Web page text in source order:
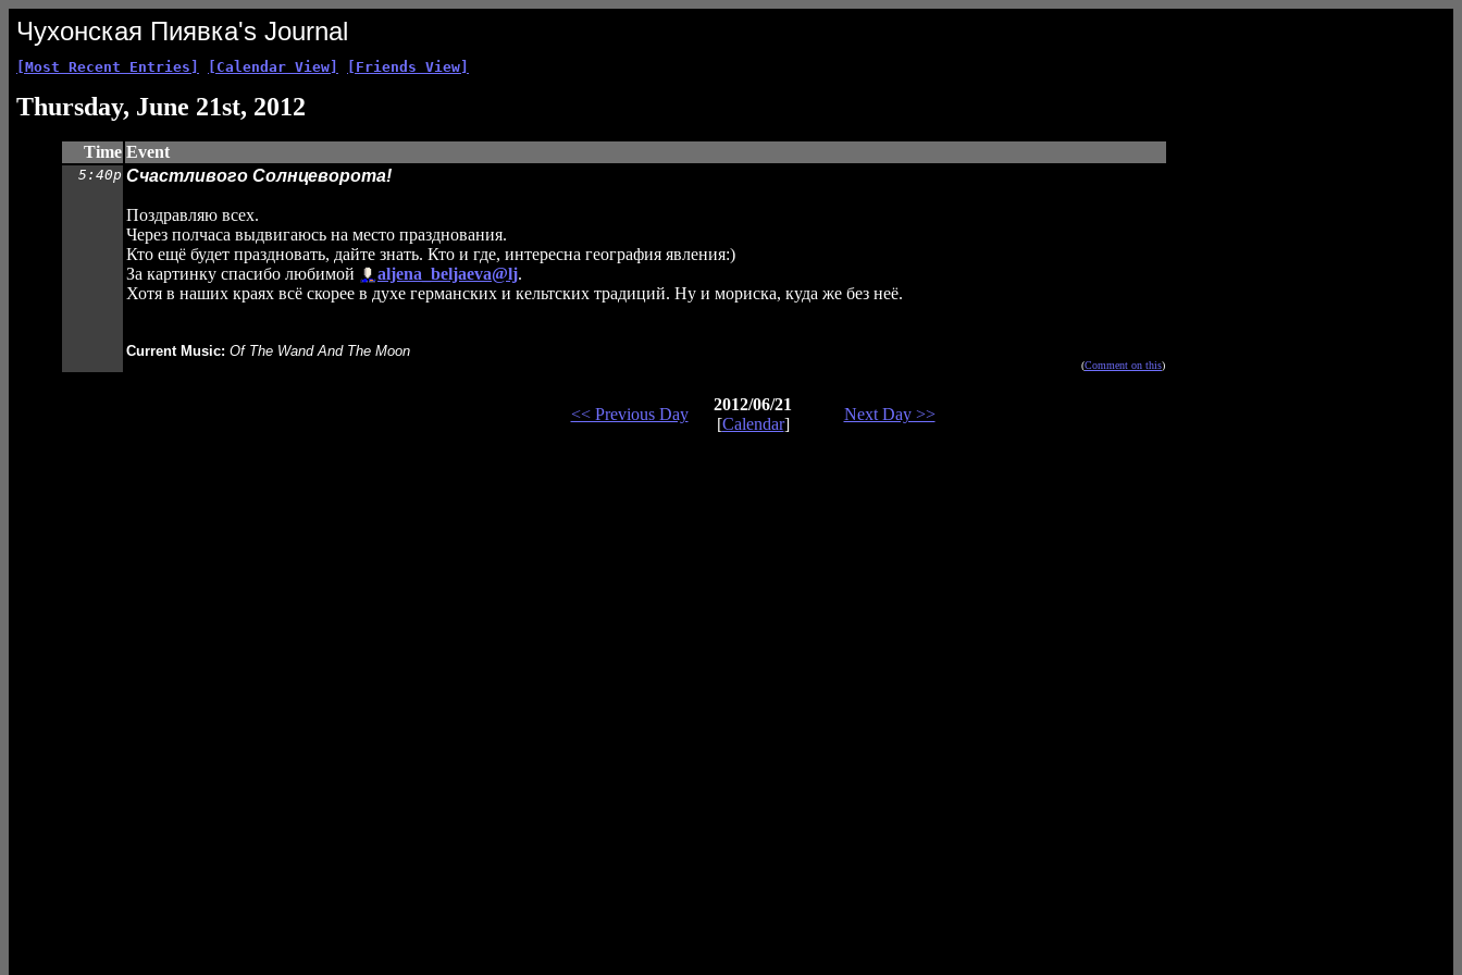
Чухонская Пиявка's Journal
[Most Recent Entries] [Calendar View] [Friends View]
Thursday, June 21st, 2012
Time Event
5:40p Счастливого Солнцеворота!
Поздравляю всех.
Через полчаса выдвигаюсь на место празднования.
Кто ещё будет праздновать, дайте знать. Кто и где, интересна география явления:)
За картинку спасибо любимой
aljena_beljaeva@lj.
Хотя в наших краях всё скорее в духе германских и кельтских традиций. Ну и мориска, куда же без неё.
Current Music: Of The Wand And The Moon
(Comment on this)
<< Previous Day
2012/06/21
[Calendar]
Next Day >>